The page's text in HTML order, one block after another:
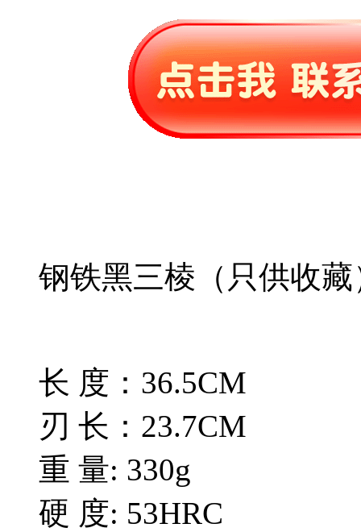
钢铁黑三棱（只供收藏
长 度：36.5CM
刃 长：23.7CM
重 量: 330g
硬 度: 53HRC